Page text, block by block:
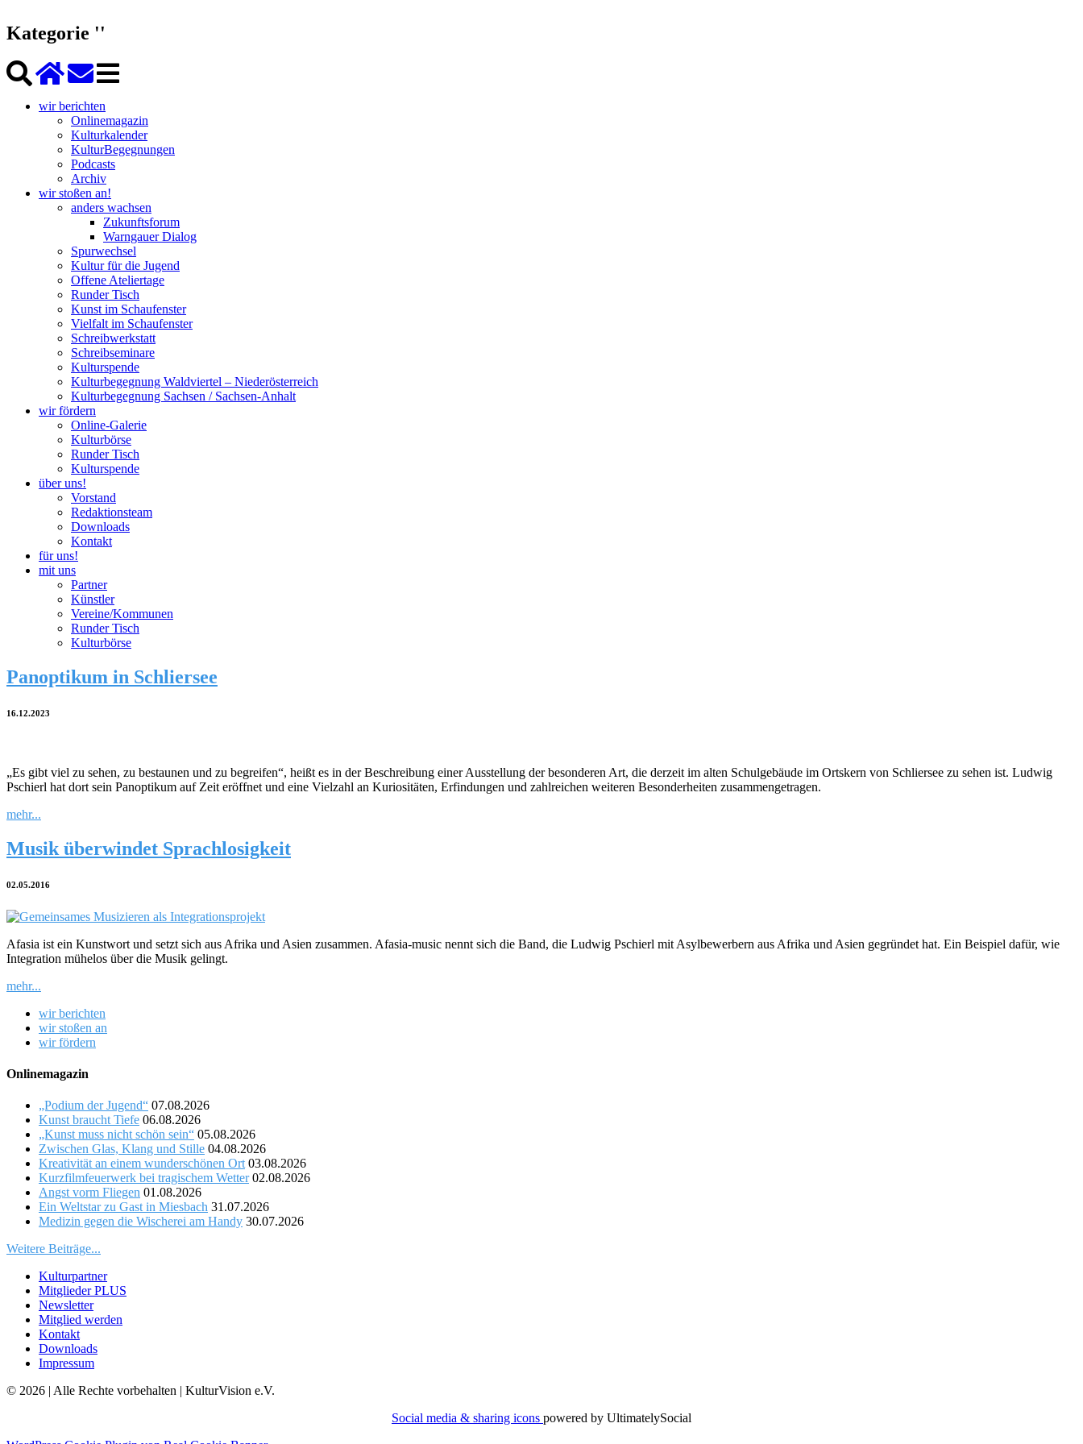
Kategorie ''
wir berichten
Onlinemagazin
Kulturkalender
KulturBegegnungen
Podcasts
Archiv
wir stoßen an!
anders wachsen
Zukunftsforum
Warngauer Dialog
Spurwechsel
Kultur für die Jugend
Offene Ateliertage
Runder Tisch
Kunst im Schaufenster
Vielfalt im Schaufenster
Schreibwerkstatt
Schreibseminare
Kulturspende
Kulturbegegnung Waldviertel – Niederösterreich
Kulturbegegnung Sachsen / Sachsen-Anhalt
wir fördern
Online-Galerie
Kulturbörse
Runder Tisch
Kulturspende
über uns!
Vorstand
Redaktionsteam
Downloads
Kontakt
für uns!
mit uns
Partner
Künstler
Vereine/Kommunen
Runder Tisch
Kulturbörse
Panoptikum in Schliersee
16.12.2023
„Es gibt viel zu sehen, zu bestaunen und zu begreifen“, heißt es in der Beschreibung einer Ausstellung der besonderen Art, die derzeit im alten Schulgebäude im Ortskern von Schliersee zu sehen ist. Ludwig
Pschierl hat dort sein Panoptikum auf Zeit eröffnet und eine Vielzahl an Kuriositäten, Erfindungen und zahlreichen weiteren Besonderheiten zusammengetragen.
mehr...
Musik überwindet Sprachlosigkeit
02.05.2016
Afasia ist ein Kunstwort und setzt sich aus Afrika und Asien zusammen. Afasia-music nennt sich die Band, die Ludwig Pschierl mit Asylbewerbern aus Afrika und Asien gegründet hat. Ein Beispiel dafür, wie
Integration mühelos über die Musik gelingt.
mehr...
wir berichten
wir stoßen an
wir fördern
Onlinemagazin
„Podium der Jugend“ 07.08.2026
Kunst braucht Tiefe 06.08.2026
„Kunst muss nicht schön sein“ 05.08.2026
Zwischen Glas, Klang und Stille 04.08.2026
Kreativität an einem wunderschönen Ort 03.08.2026
Kurzfilmfeuerwerk bei tragischem Wetter 02.08.2026
Angst vorm Fliegen 01.08.2026
Ein Weltstar zu Gast in Miesbach 31.07.2026
Medizin gegen die Wischerei am Handy 30.07.2026
Weitere Beiträge...
Kulturpartner
Mitglieder PLUS
Newsletter
Mitglied werden
Kontakt
Downloads
Impressum
© 2026 | Alle Rechte vorbehalten | KulturVision e.V.
Social media & sharing icons powered by UltimatelySocial